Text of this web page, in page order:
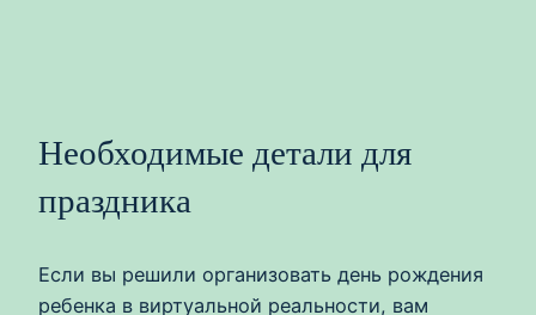
Необходимые детали для
праздника
Если вы решили организовать день рождения
ребенка в виртуальной реальности, вам